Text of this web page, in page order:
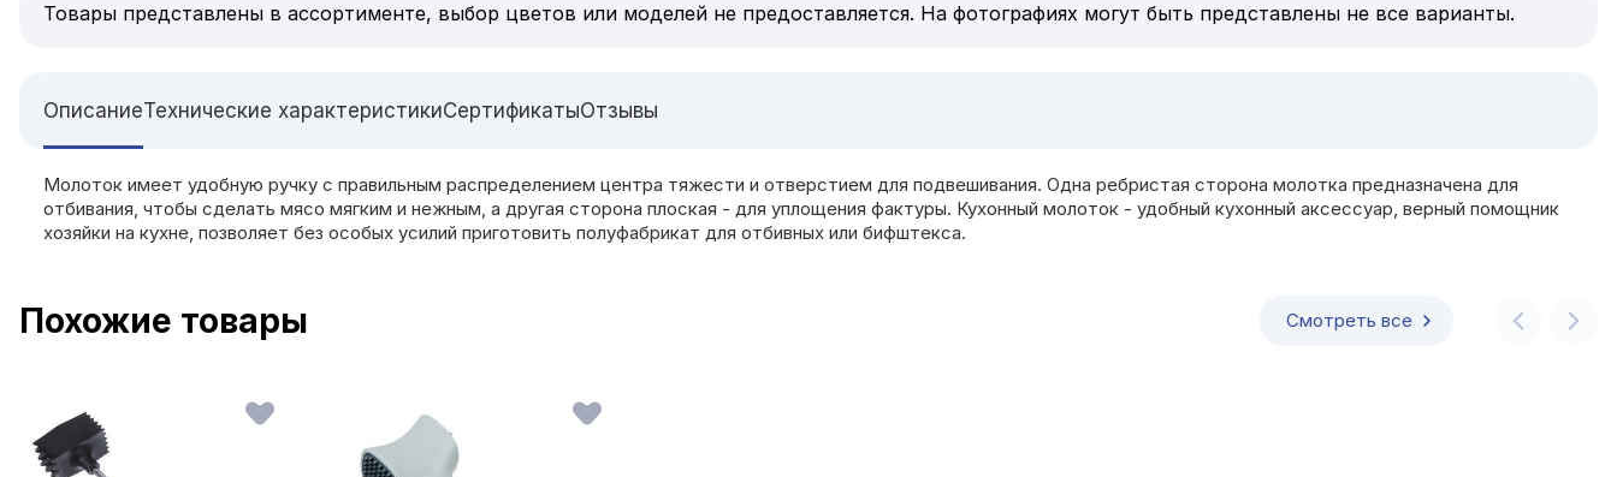
Товары представлены в ассортименте, выбор цветов или моделей не предоставляется. На фотографиях могут быть представлены не все варианты.
ОписаниеТехнические характеристикиСертификатыОтзывы
Молоток имеет удобную ручку с правильным распределением центра тяжести и отверстием для подвешивания. Одна ребристая сторона молотка предназначена для
отбивания, чтобы сделать мясо мягким и нежным, а другая сторона плоская - для уплощения фактуры. Кухонный молоток - удобный кухонный аксессуар, верный помощник
хозяйки на кухне, позволяет без особых усилий приготовить полуфабрикат для отбивных или бифштекса.
Похожие товары Смотреть все